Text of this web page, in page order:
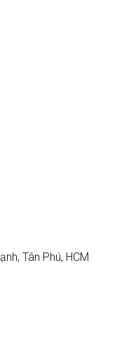
Tân Phú, HCM